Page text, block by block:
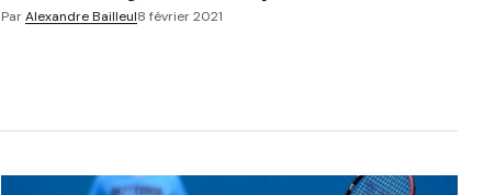
ParAlexandre Bailleul8 février 2021